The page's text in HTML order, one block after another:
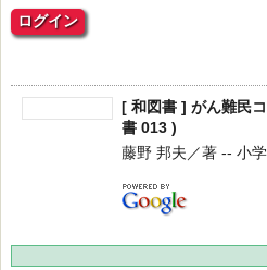
ログイン
[ 和図書 ] がん難民
書 013 )
藤野 邦夫／著 -- 小